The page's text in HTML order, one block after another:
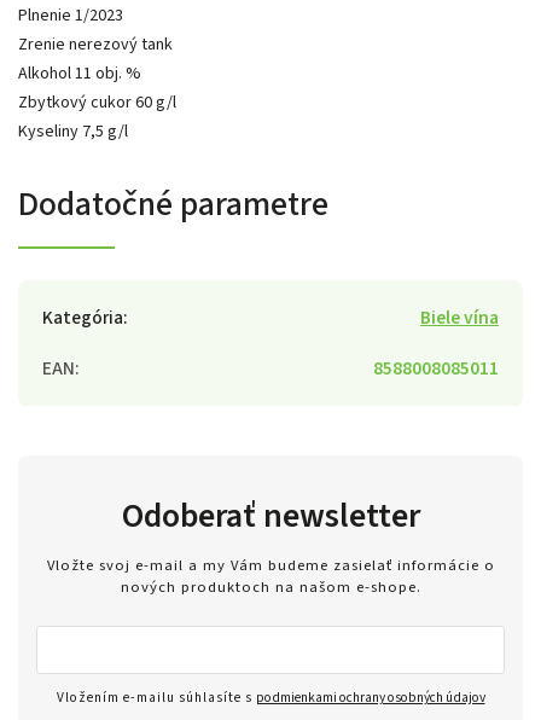
Plnenie 1/2023
Zrenie nerezový tank
Alkohol 11 obj. %
Zbytkový cukor 60 g/l
Kyseliny 7,5 g/l
Dodatočné parametre
Kategória:
Biele vína
EAN: 8588008085011
Odoberať newsletter
Vložte svoj e-mail a my Vám budeme zasielať informácie o
nových produktoch na našom e-shope.
Vložením e-mailu súhlasíte s podmienkami ochrany osobných údajov